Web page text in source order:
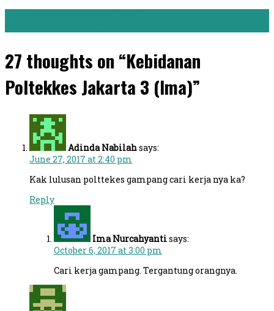
27 thoughts on “Kebidanan
Poltekkes Jakarta 3 (Ima)”
Adinda Nabilahsays:
June 27, 2017 at 2:40 pm
Kak lulusan polttekes gampang cari kerja nya ka?
Reply
Ima Nurcahyantisays:
October 6, 2017 at 3:00 pm
Cari kerja gampang. Tergantung orangnya.